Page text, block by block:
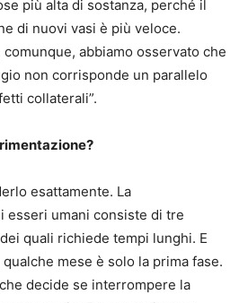
più alta di sostanza, perché il
di nuovi vasi è più veloce.
abbiamo osservato che
non corrisponde un parallelo
collaterali”.
esattamente. La
esseri umani consiste di tre
quali richiede tempi lunghi. E
mese è solo la prima fase.
decide se interrompere la